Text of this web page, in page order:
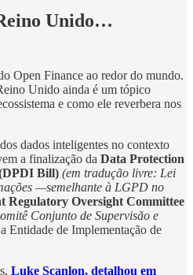
Unido…
Open Finance ao redor do mundo.
Unido ainda é um tópico
e como ele reverbera nos
dados inteligentes no contexto
a finalização da Data Protection
Bill) (em tradução livre: Lei
—semelhante à LGPD no
Regulatory Oversight Committee
Conjunto de Supervisão e
Entidade de Implementação de
Luke Scanlon, detalhou em